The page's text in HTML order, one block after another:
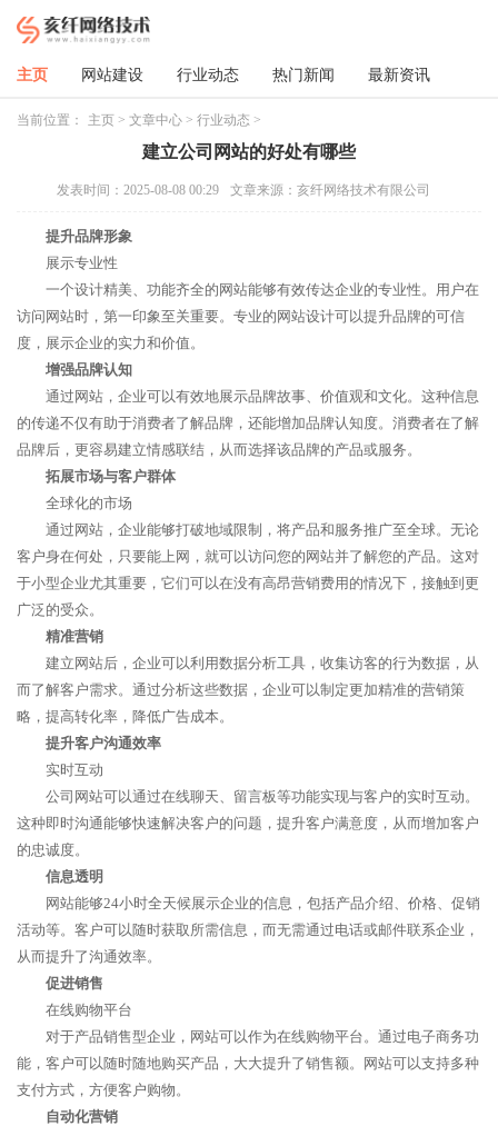
主页 网站建设 行业动态 热门新闻 最新资讯
当前位置： 主页 > 文章中心 > 行业动态 >
建立公司网站的好处有哪些
发表时间：2025-08-08 00:29 文章来源：亥纤网络技术有限公司
提升品牌形象
展示专业性
一个设计精美、功能齐全的网站能够有效传达企业的专业性。用户在
访问网站时，第一印象至关重要。专业的网站设计可以提升品牌的可信
度，展示企业的实力和价值。
增强品牌认知
通过网站，企业可以有效地展示品牌故事、价值观和文化。这种信息
的传递不仅有助于消费者了解品牌，还能增加品牌认知度。消费者在了解
品牌后，更容易建立情感联结，从而选择该品牌的产品或服务。
拓展市场与客户群体
全球化的市场
通过网站，企业能够打破地域限制，将产品和服务推广至全球。无论
客户身在何处，只要能上网，就可以访问您的网站并了解您的产品。这对
于小型企业尤其重要，它们可以在没有高昂营销费用的情况下，接触到更
广泛的受众。
精准营销
建立网站后，企业可以利用数据分析工具，收集访客的行为数据，从
而了解客户需求。通过分析这些数据，企业可以制定更加精准的营销策
略，提高转化率，降低广告成本。
提升客户沟通效率
实时互动
公司网站可以通过在线聊天、留言板等功能实现与客户的实时互动。
这种即时沟通能够快速解决客户的问题，提升客户满意度，从而增加客户
的忠诚度。
信息透明
网站能够24小时全天候展示企业的信息，包括产品介绍、价格、促销
活动等。客户可以随时获取所需信息，而无需通过电话或邮件联系企业，
从而提升了沟通效率。
促进销售
在线购物平台
对于产品销售型企业，网站可以作为在线购物平台。通过电子商务功
能，客户可以随时随地购买产品，大大提升了销售额。网站可以支持多种
支付方式，方便客户购物。
自动化营销